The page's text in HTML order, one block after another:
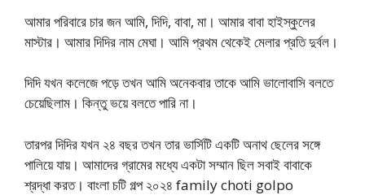
আমার পরিবারে চার জন আমি, দিদি, বাবা, মা। আমার বাবা হাইস্কুলের
মাস্টার। আমার দিদির নাম মেঘা। আমি প্রথম থেকেই মেলার প্রতি দুর্বল।
দিদি যখন কলেজে পড়ে তখন আমি অনেকবার তাকে আমি ভালোবাসি বলতে
চেয়েছিলাম। কিন্তু ভয়ে বলতে পারি না।
তারপর দিদির যখন ২৪ বছর তখন তার ভার্সিটি একটি অনাথ ছেলের সঙ্গে
পালিয়ে যায়। আমাদের গ্রামের মধ্যে একটা সম্মান ছিল সবাই বাবাকে
শ্রদ্ধা করত। বাংলা চটি গল্প ২০২৪ family choti golpo